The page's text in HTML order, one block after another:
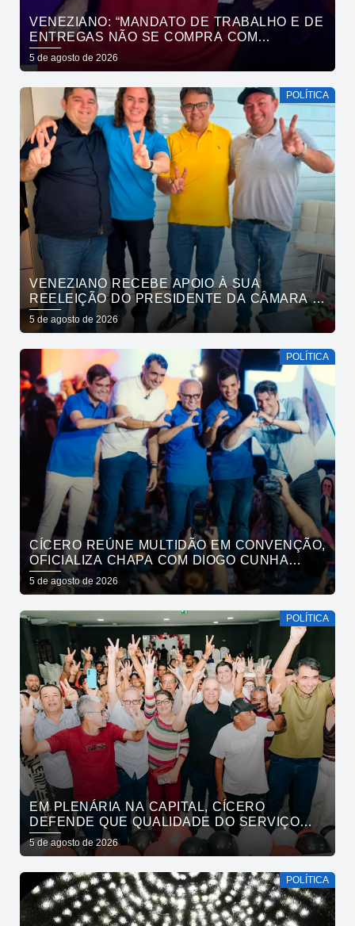
VENEZIANO: “MANDATO DE TRABALHO E DE
ENTREGAS NÃO SE COMPRA COM
DINHEIRO, SE CONQUISTA COM TRABALHO”
5 de agosto de 2026
POLÍTICA
VENEZIANO RECEBE APOIO À SUA
REELEIÇÃO DO PRESIDENTE DA CÂMARA E
VEREADORES DE SÃO BENTO
5 de agosto de 2026
POLÍTICA
CÍCERO REÚNE MULTIDÃO EM CONVENÇÃO,
OFICIALIZA CHAPA COM DIOGO CUNHA
LIMA, VENEZIANO E ANDRÉ GADELHA E
CONVOCA PARAÍBA A DAR O PRÓXIMO
5 de agosto de 2026
POLÍTICA
EM PLENÁRIA NA CAPITAL, CÍCERO
DEFENDE QUE QUALIDADE DO SERVIÇO
PÚBLICO ESTADUAL SUPERE O DA
INICIATIVA PRIVADA
5 de agosto de 2026
POLÍTICA